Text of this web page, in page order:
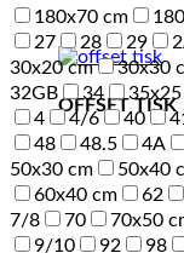
OFFSET TISK
180x70 cm
27
28 29
30x20 cm
30x30
32GB
34
4
4/6 40
48
48.5 4A
50x30 cm
50x40
60x40 cm
62
7/8
70 70x50
9/10
92 98